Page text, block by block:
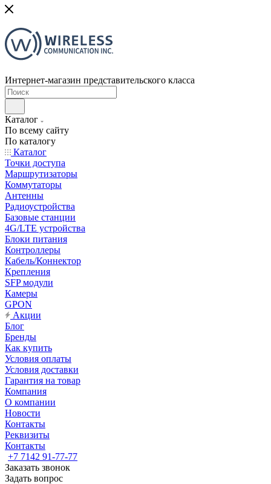
Интернет-магазин представительского класса
Каталог
По всему сайту
По каталогу
Каталог
Точки доступа
Маршрутизаторы
Коммутаторы
Антенны
Радиоустройства
Базовые станции
4G/LTE устройства
Блоки питания
Контроллеры
Кабель/Коннектор
Крепления
SFP модули
Камеры
GPON
Акции
Блог
Бренды
Как купить
Условия оплаты
Условия доставки
Гарантия на товар
Компания
О компании
Новости
Контакты
Реквизиты
Контакты
+7 7142 91-77-77
Заказать звонок
Задать вопрос